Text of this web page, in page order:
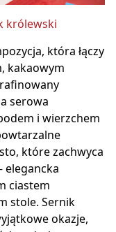
królewski
która łączy
kakaowym
serowa
i wierzchem
które zachwyca
elegancka
ciastem
stole. Sernik
okazje,